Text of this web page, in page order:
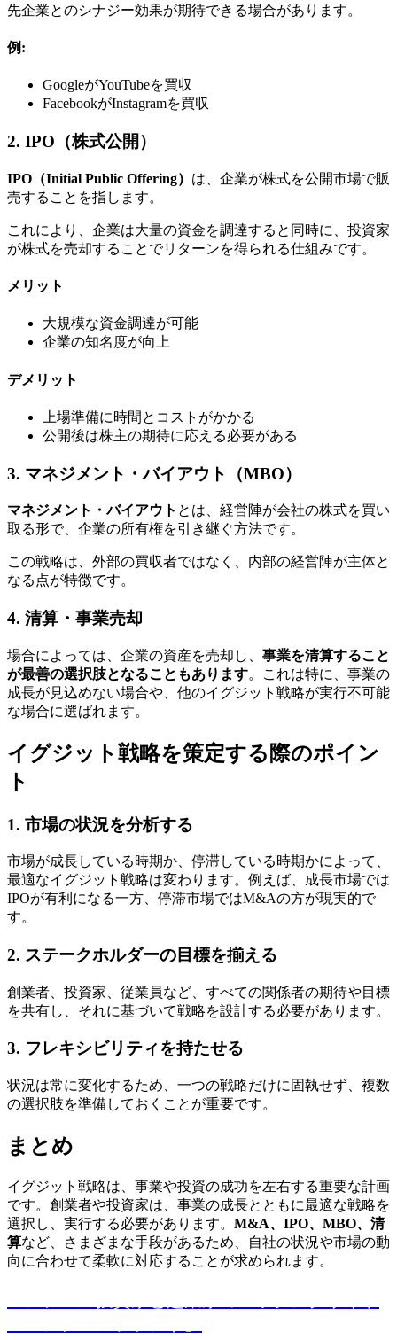
先企業とのシナジー効果が期待できる場合があります。
例:
GoogleがYouTubeを買収
FacebookがInstagramを買収
2. IPO（株式公開）
IPO（Initial Public Offering） は、企業が株式を公開市場で販
売することを指します。
これにより、企業は大量の資金を調達すると同時に、投資家
が株式を売却することでリターンを得られる仕組みです。
メリット
大規模な資金調達が可能
企業の知名度が向上
デメリット
上場準備に時間とコストがかかる
公開後は株主の期待に応える必要がある
3. マネジメント・バイアウト（MBO）
マネジメント・バイアウト とは、経営陣が会社の株式を買い
取る形で、企業の所有権を引き継ぐ方法です。
この戦略は、外部の買収者ではなく、内部の経営陣が主体と
なる点が特徴です。
4. 清算・事業売却
場合によっては、企業の資産を売却し、 事業を清算すること
が最善の選択肢となることもあります。これは特に、事業の
成長が見込めない場合や、他のイグジット戦略が実行不可能
な場合に選ばれます。
イグジット戦略を策定する際のポイン
ト
1. 市場の状況を分析する
市場が成長している時期か、停滞している時期かによって、
最適なイグジット戦略は変わります。例えば、成長市場では
IPOが有利になる一方、停滞市場ではM&Aの方が現実的で
す。
2. ステークホルダーの目標を揃える
創業者、投資家、従業員など、すべての関係者の期待や目標
を共有し、それに基づいて戦略を設計する必要があります。
3. フレキシビリティを持たせる
状況は常に変化するため、一つの戦略だけに固執せず、複数
の選択肢を準備しておくことが重要です。
まとめ
イグジット戦略は、事業や投資の成功を左右する重要な計画
です。創業者や投資家は、事業の成長とともに最適な戦略を
選択し、実行する必要があります。 M&A、IPO、MBO、清
算など、さまざまな手段があるため、自社の状況や市場の動
向に合わせて柔軟に対応することが求められます。